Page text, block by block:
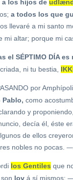
a los hijos de
a todos los que
llevaré a mi santo
mi altar; porque mi
el SÉPTIMO DÍA
ni tu bestia,
por
Pablo, como
y
decía él, éste
de ellos
nobles no pocas.
los Gentiles que
lov á sí mismos: